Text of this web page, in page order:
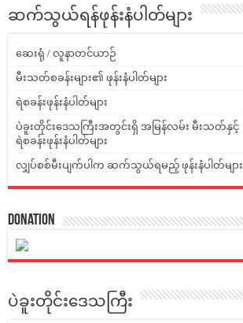
ဆက်သွယ်ရန်ဖုန်းနံပါတ်များ
ဆေးရုံ / လူနာတင်ယာဉ်
မီးသတ်စခန်းများ၏ ဖုန်းနံပါတ်များ
ရဲစခန်းဖုန်းနံပါတ်များ
ပဲခူးတိုင်းဒေသကြီးအတွင်းရှိ အမြန်လမ်း မီးသတ်နှင့်
ရဲစခန်းဖုန်းနံပါတ်များ
လျှပ်စစ်မီးပျက်ပါက ဆက်သွယ်ရမည့် ဖုန်းနံပါတ်များ
Donation
ပဲခူးတိုင်းဒေသကြီး